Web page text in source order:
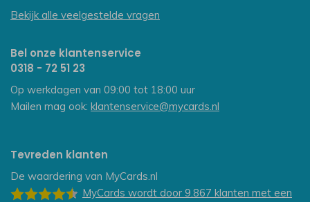
Bekijk alle veelgestelde vragen
Bel onze klantenservice
0318 - 72 51 23
Op werkdagen van 09:00 tot 18:00 uur
Mailen mag ook: klantenservice@mycards.nl
Tevreden klanten
De waardering van MyCards.nl
MyCards wordt door 9.867 klanten met een